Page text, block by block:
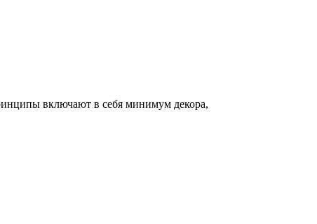
включают в себя минимум декора,